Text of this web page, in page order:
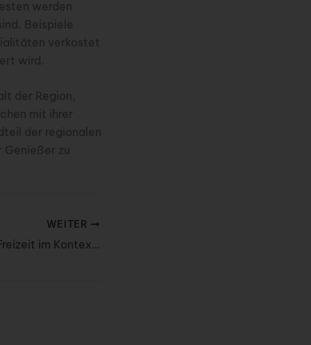
werden
Beispiele
verkostet
wird.
der Region,
mit ihrer
der regionalen
Genießer zu
WEITER
Der Wandel von Freizeit im Kontext ortsunabhängiger Arbeit